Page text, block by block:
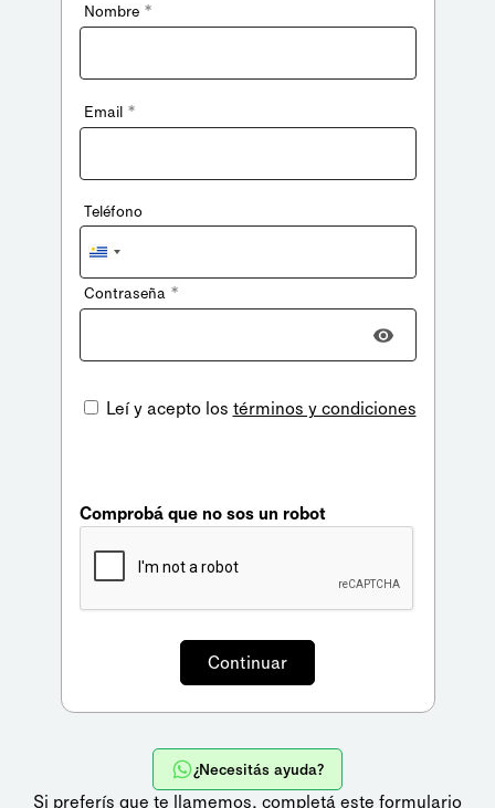
Nombre *
Email *
Teléfono
Uruguay
+598
Contraseña *
Leí y acepto los términos y condiciones
Comprobá que no sos un robot
¿Necesitás ayuda?
Si preferís que te llamemos, completá este formulario